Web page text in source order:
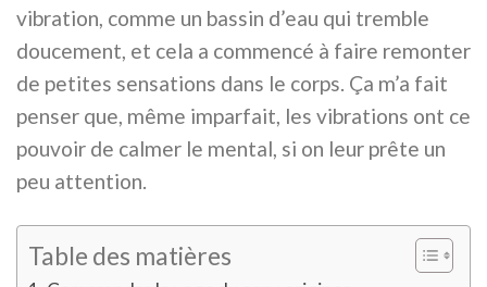
vibration, comme un bassin d’eau qui tremble
doucement, et cela a commencé à faire remonter
de petites sensations dans le corps. Ça m’a fait
penser que, même imparfait, les vibrations ont ce
pouvoir de calmer le mental, si on leur prête un
peu attention.
Table des matières